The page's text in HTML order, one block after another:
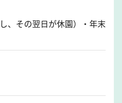
、その翌日が休園）・年末